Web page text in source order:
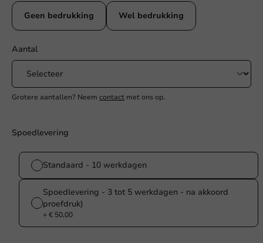
Geen bedrukking Wel bedrukking
Aantal
Grotere aantallen? Neem contact met ons op.
Spoedlevering
Standaard - 10 werkdagen
Spoedlevering - 3 tot 5 werkdagen - na akkoord
proefdruk)
+ € 50,00